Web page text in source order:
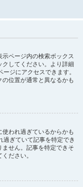
示ページ内の検索ボックス
してください。より詳細
ジにアクセスできます。
位置が通常と異なるかも
われ過ぎているからかも
過ぎていて記事を特定でき
せん。記事を特定できそ
ださい。